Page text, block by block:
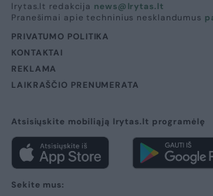
lrytas.lt redakcija news@lrytas.lt
Pranešimai apie techninius nesklandumus
PRIVATUMO POLITIKA
KONTAKTAI
REKLAMA
LAIKRAŠČIO PRENUMERATA
Atsisiųskite mobiliąją lrytas.lt programėlę
Sekite mus: